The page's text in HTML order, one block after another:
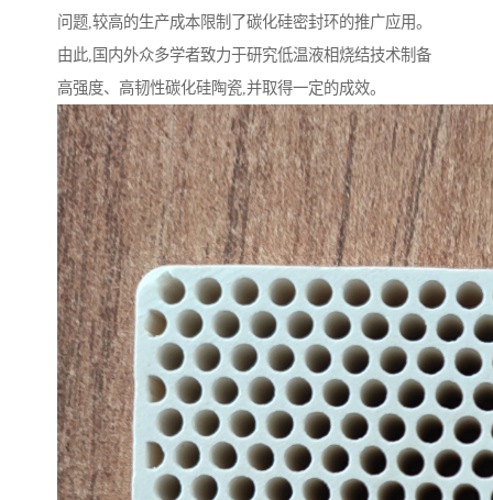
问题,较高的生产成本限制了碳化硅密封环的推广应用。
由此,国内外众多学者致力于研究低温液相烧结技术制备
高强度、高韧性碳化硅陶瓷,并取得一定的成效。